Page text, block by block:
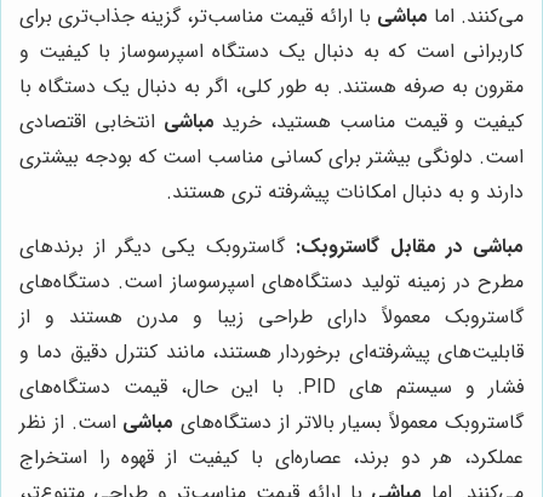
می‌کنند. اما مباشی با ارائه قیمت مناسب‌تر، گزینه جذاب‌تری برای
کاربرانی است که به دنبال یک دستگاه اسپرسوساز با کیفیت و
مقرون به صرفه هستند. به طور کلی، اگر به دنبال یک دستگاه با
کیفیت و قیمت مناسب هستید، خرید مباشی انتخابی اقتصادی
است. دلونگی بیشتر برای کسانی مناسب است که بودجه بیشتری
دارند و به دنبال امکانات پیشرفته تری هستند.
مباشی در مقابل گاستروبک: گاستروبک یکی دیگر از برندهای
مطرح در زمینه تولید دستگاه‌های اسپرسوساز است. دستگاه‌های
گاستروبک معمولاً دارای طراحی زیبا و مدرن هستند و از
قابلیت‌های پیشرفته‌ای برخوردار هستند، مانند کنترل دقیق دما و
فشار و سیستم های PID. با این حال، قیمت دستگاه‌های
گاستروبک معمولاً بسیار بالاتر از دستگاه‌های مباشی است. از نظر
عملکرد، هر دو برند، عصاره‌ای با کیفیت از قهوه را استخراج